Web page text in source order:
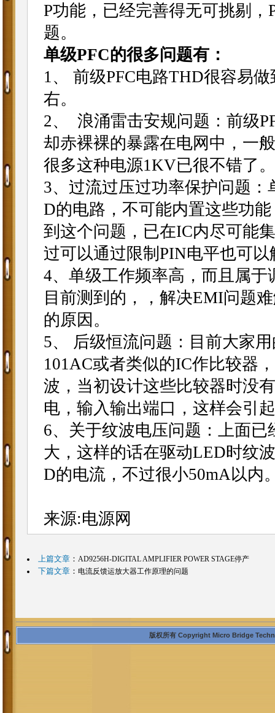
P功能，已经完善得无可挑剔，
题。
单级PFC的很多问题有：
1、 前级PFC电路THD很容易
右。
2、 浪涌雷击安规问题：前级
却赤裸裸的暴露在电网中，一
很多这种电源1KV已很不错了。
3、过流过压过功率保护问题
D的电路，不可能内置这些功
到这个问题，已在IC内尽可能
过可以通过限制PIN电平也可
4、单级工作频率高，而且属
目前测到的，，解决EMI问题
的原因。
5、 后级恒流问题：目前大家
101AC或者类似的IC作比较器
波，当初设计这些比较器时没
电，输入输出端口，这样会引
6、关于纹波电压问题：上面
大，这样的话在驱动LED时纹
D的电流，不过很小50mA以内
来源:电源网
上篇文章： AD9256H-DIGITAL AMPLIFIER POWER STAGE停产
下篇文章： 电流反馈运放大器工作原理的问题
版权所有 Copyright Micro Bridge